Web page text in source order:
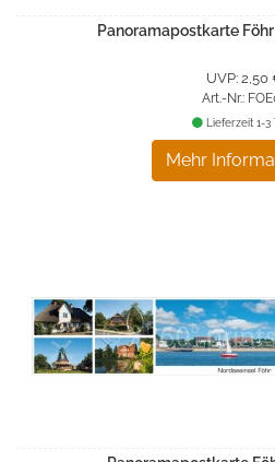
Panoramapostkarte
UVP: 2,50
Art.-Nr.:
Mehr
Lieferzeit 1-3